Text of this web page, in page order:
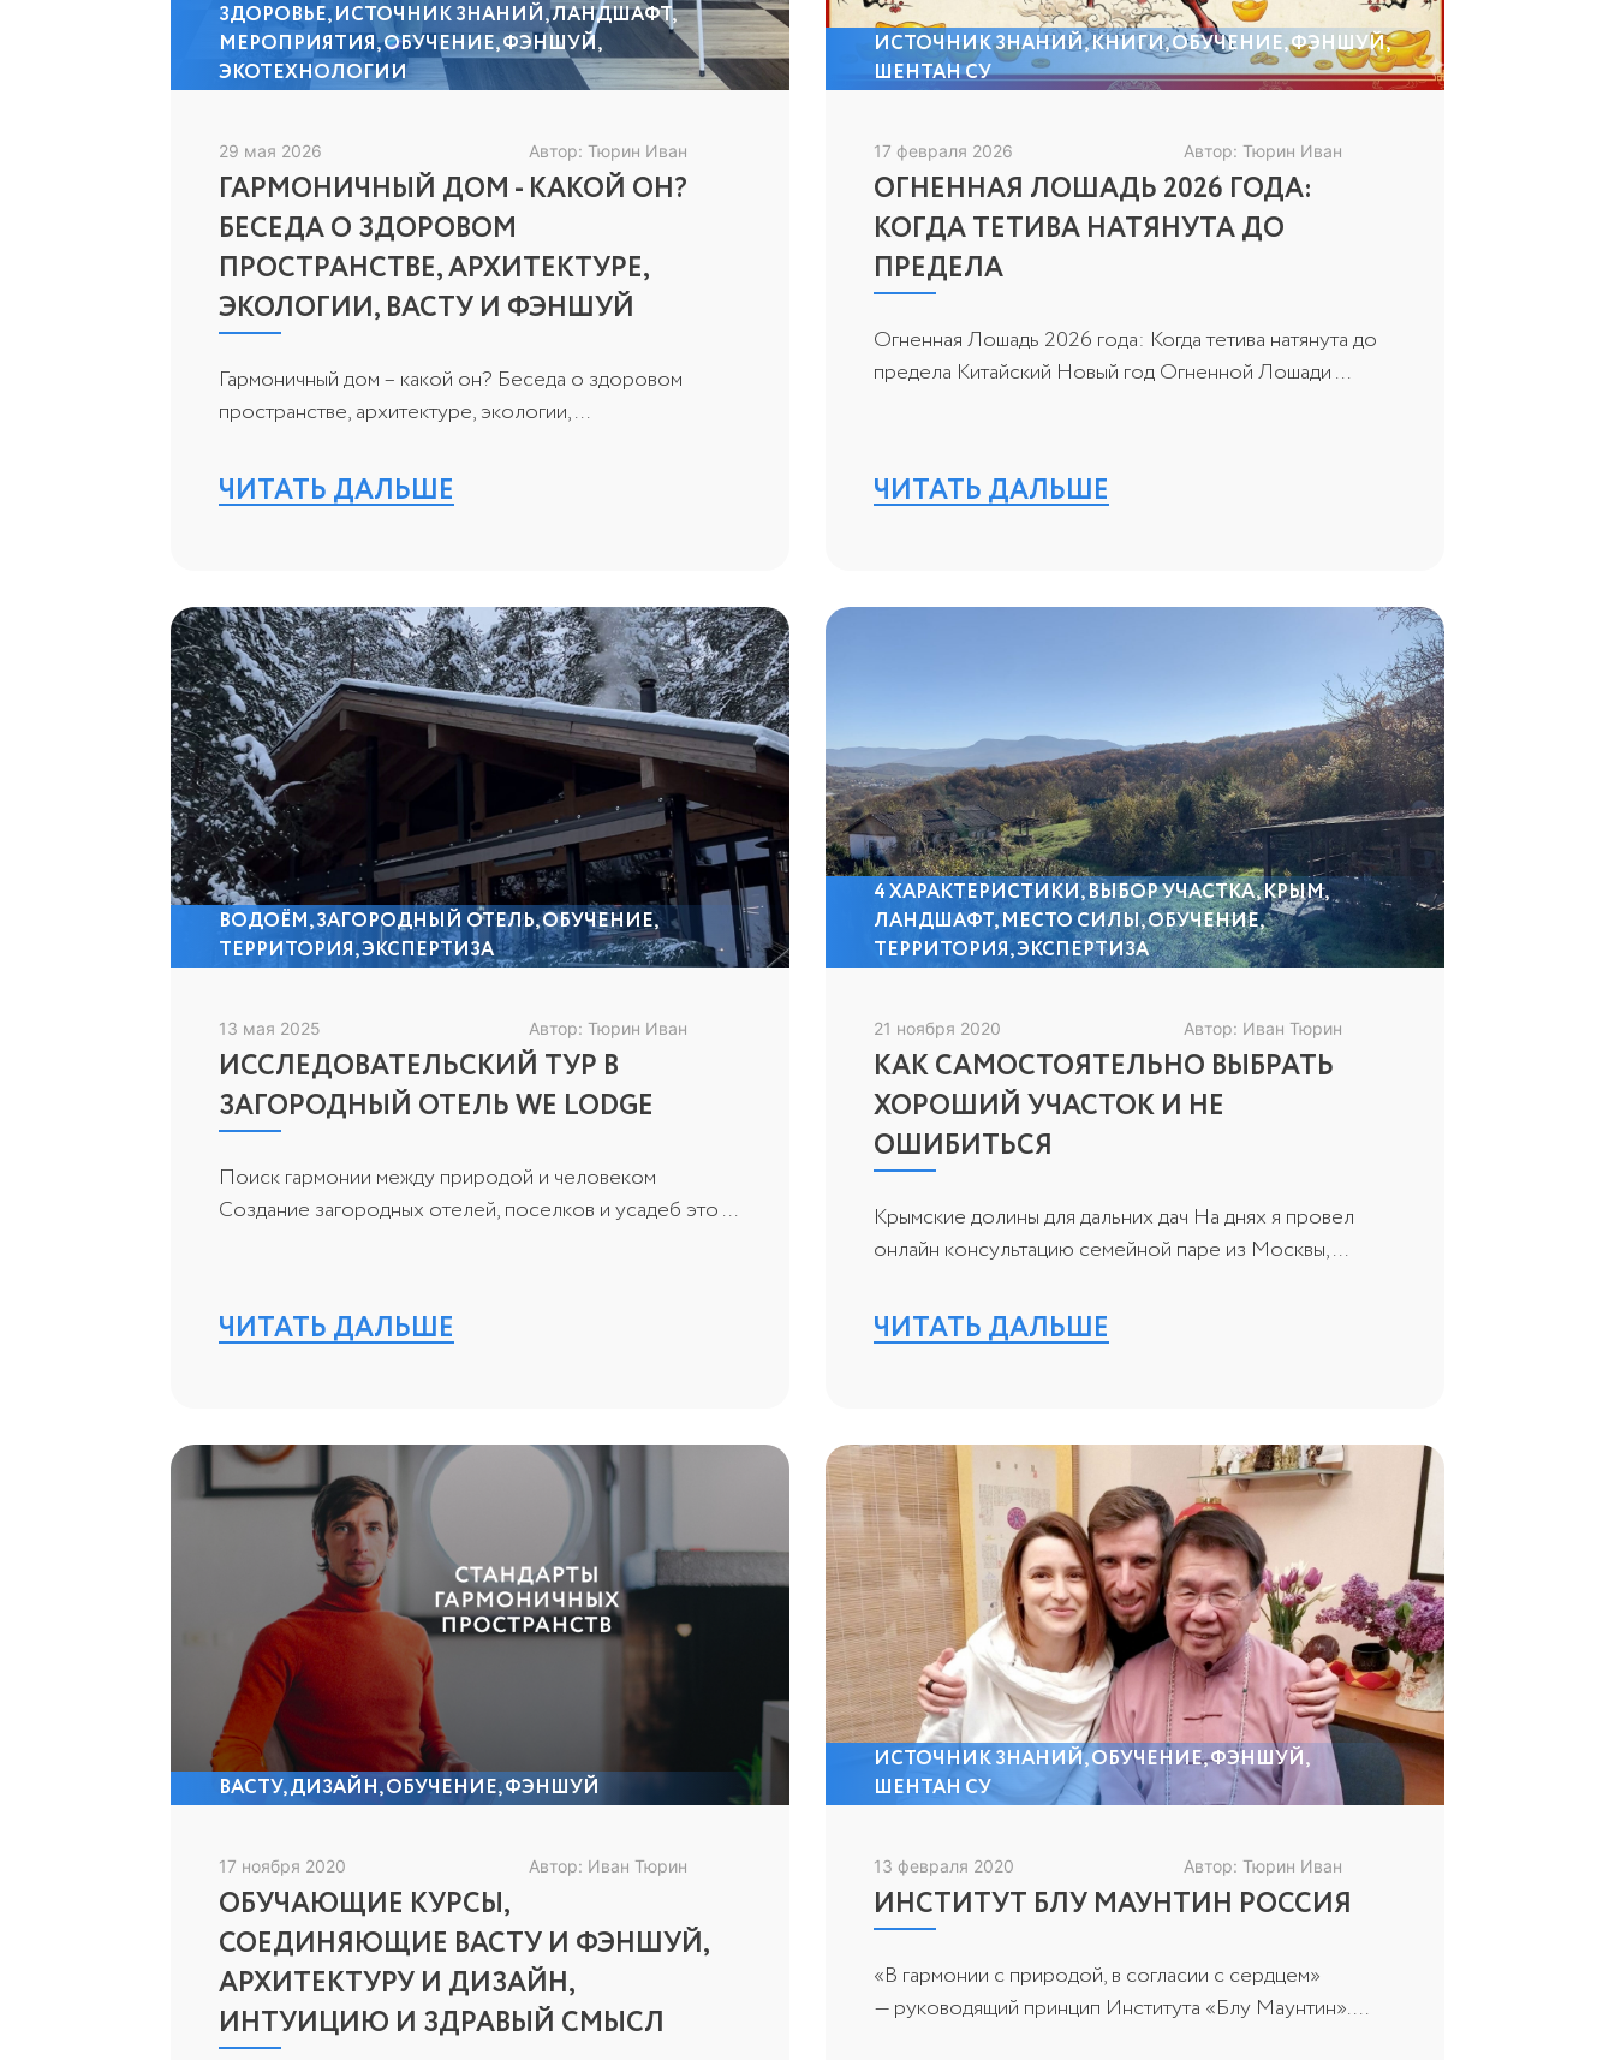
ЗДОРОВЬЕ,ИСТОЧНИК ЗНАНИЙ,ЛАНДШАФТ,
МЕРОПРИЯТИЯ,ОБУЧЕНИЕ,ФЭНШУЙ,
ЭКОТЕХНОЛОГИИ
29 мая 2026 Автор: Тюрин Иван
ГАРМОНИЧНЫЙ ДОМ - КАКОЙ ОН?
БЕСЕДА О ЗДОРОВОМ
ПРОСТРАНСТВЕ, АРХИТЕКТУРЕ,
ЭКОЛОГИИ, ВАСТУ И ФЭНШУЙ
Гармоничный дом – какой он? Беседа о здоровом
пространстве, архитектуре, экологии, ...
ЧИТАТЬ ДАЛЬШЕ
ИСТОЧНИК ЗНАНИЙ,КНИГИ,ОБУЧЕНИЕ,ФЭНШУЙ,
ШЕНТАН СУ
17 февраля 2026 Автор: Тюрин Иван
ОГНЕННАЯ ЛОШАДЬ 2026 ГОДА:
КОГДА ТЕТИВА НАТЯНУТА ДО
ПРЕДЕЛА
Огненная Лошадь 2026 года: Когда тетива натянута до
предела Китайский Новый год Огненной Лошади ...
ЧИТАТЬ ДАЛЬШЕ
ВОДОЁМ,ЗАГОРОДНЫЙ ОТЕЛЬ,ОБУЧЕНИЕ,
ТЕРРИТОРИЯ,ЭКСПЕРТИЗА
13 мая 2025 Автор: Тюрин Иван
ИССЛЕДОВАТЕЛЬСКИЙ ТУР В
ЗАГОРОДНЫЙ ОТЕЛЬ WE LODGE
Поиск гармонии между природой и человеком
Создание загородных отелей, поселков и усадеб это ...
ЧИТАТЬ ДАЛЬШЕ
4 ХАРАКТЕРИСТИКИ,ВЫБОР УЧАСТКА,КРЫМ,
ЛАНДШАФТ,МЕСТО СИЛЫ,ОБУЧЕНИЕ,
ТЕРРИТОРИЯ,ЭКСПЕРТИЗА
21 ноября 2020 Автор: Иван Тюрин
КАК САМОСТОЯТЕЛЬНО ВЫБРАТЬ
ХОРОШИЙ УЧАСТОК И НЕ
ОШИБИТЬСЯ
Крымские долины для дальних дач На днях я провел
онлайн консультацию семейной паре из Москвы, ...
ЧИТАТЬ ДАЛЬШЕ
ВАСТУ,ДИЗАЙН,ОБУЧЕНИЕ,ФЭНШУЙ
17 ноября 2020 Автор: Иван Тюрин
ОБУЧАЮЩИЕ КУРСЫ,
СОЕДИНЯЮЩИЕ ВАСТУ И ФЭНШУЙ,
АРХИТЕКТУРУ И ДИЗАЙН,
ИНТУИЦИЮ И ЗДРАВЫЙ СМЫСЛ
ИСТОЧНИК ЗНАНИЙ,ОБУЧЕНИЕ,ФЭНШУЙ,
ШЕНТАН СУ
13 февраля 2020 Автор: Тюрин Иван
ИНСТИТУТ БЛУ МАУНТИН РОССИЯ
«В гармонии с природой, в согласии с сердцем»
— руководящий принцип Института «Блу Маунтин». ...